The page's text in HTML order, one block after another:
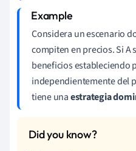
Considera un escenario
compiten en precios. Si
beneficios estableciendo
independientemente del
tiene unaestrategia